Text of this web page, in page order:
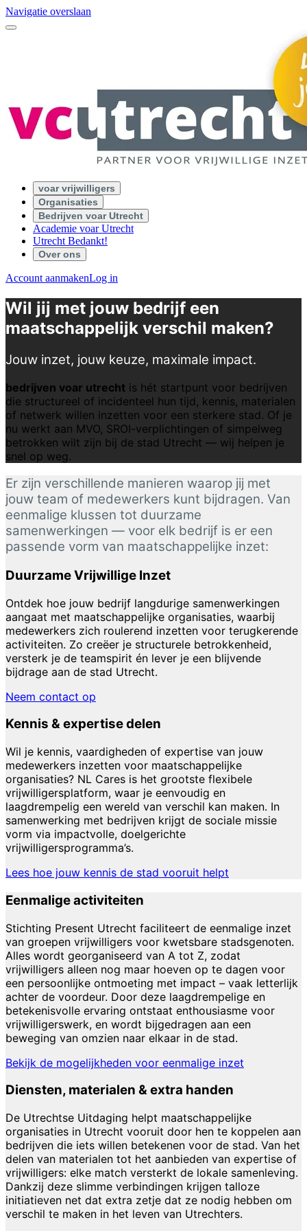
Navigatie overslaan
voar vrijwilligers
Organisaties
Bedrijven voar Utrecht
Academie voar Utrecht
Utrecht Bedankt!
Over ons
Account aanmakenLog in
Wil jij met jouw bedrijf een
maatschappelijk verschil maken?
Jouw inzet, jouw keuze, maximale impact.
bedrijven voar utrecht is hét startpunt voor bedrijven
die structureel of incidenteel hun tijd, kennis, materialen
of netwerk willen inzetten voor een sterkere stad. Of je
nu werkt aan MVO, SROI-verplichtingen of simpelweg
betrokken wilt zijn bij de stad Utrecht — wij helpen je
snel op weg.
Er zijn verschillende manieren waarop jij met
jouw team of medewerkers kunt bijdragen. Van
eenmalige klussen tot duurzame
samenwerkingen — voor elk bedrijf is er een
passende vorm van maatschappelijke inzet:
Duurzame Vrijwillige Inzet
Ontdek hoe jouw bedrijf langdurige samenwerkingen
aangaat met maatschappelijke organisaties, waarbij
medewerkers zich roulerend inzetten voor terugkerende
activiteiten. Zo creëer je structurele betrokkenheid,
versterk je de teamspirit én lever je een blijvende
bijdrage aan de stad Utrecht.
Neem contact op
Kennis & expertise delen
Wil je kennis, vaardigheden of expertise van jouw
medewerkers inzetten voor maatschappelijke
organisaties? NL Cares is het grootste flexibele
vrijwilligersplatform, waar je eenvoudig en
laagdrempelig een wereld van verschil kan maken. In
samenwerking met bedrijven krijgt de sociale missie
vorm via impactvolle, doelgerichte
vrijwilligersprogramma’s.
Lees hoe jouw kennis de stad vooruit helpt
Eenmalige activiteiten
Stichting Present Utrecht faciliteert de eenmalige inzet
van groepen vrijwilligers voor kwetsbare stadsgenoten.
Alles wordt georganiseerd van A tot Z, zodat
vrijwilligers alleen nog maar hoeven op te dagen voor
een persoonlijke ontmoeting met impact – vaak letterlijk
achter de voordeur. Door deze laagdrempelige en
betekenisvolle ervaring ontstaat enthousiasme voor
vrijwilligerswerk, en wordt bijgedragen aan een
beweging van omzien naar elkaar in de stad.
Bekijk de mogelijkheden voor eenmalige inzet
Diensten, materialen & extra handen
De Utrechtse Uitdaging helpt maatschappelijke
organisaties in Utrecht vooruit door hen te koppelen aan
bedrijven die iets willen betekenen voor de stad. Van het
delen van materialen tot het aanbieden van expertise of
vrijwilligers: elke match versterkt de lokale samenleving.
Dankzij deze slimme verbindingen krijgen talloze
initiatieven net dat extra zetje dat ze nodig hebben om
verschil te maken in het leven van Utrechters.